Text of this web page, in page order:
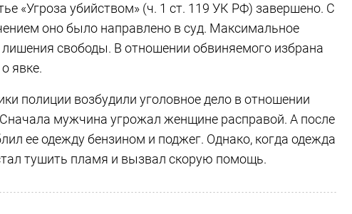
«Угроза убийством» (ч. 1 ст. 119 УК РФ) завершено. С
оно было направлено в суд. Максимальное
лишения свободы. В отношении обвиняемого избрана
явке.
полиции возбудили уголовное дело в отношении
мужчина угрожал женщине расправой. А после
ее одежду бензином и поджег. Однако, когда одежда
тушить пламя и вызвал скорую помощь.